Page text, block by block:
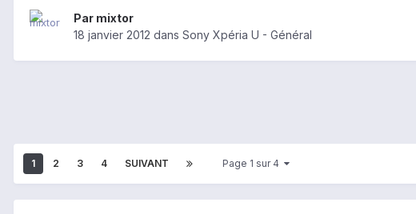
Par mixtor
18 janvier 2012 dans Sony Xpéria U - Général
1 2 3 4 SUIVANT Page 1 sur 4